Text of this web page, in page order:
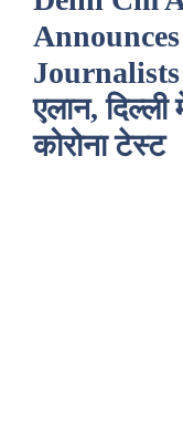
Journalists
एलान, दिल्ली
कोरोना टेस्ट